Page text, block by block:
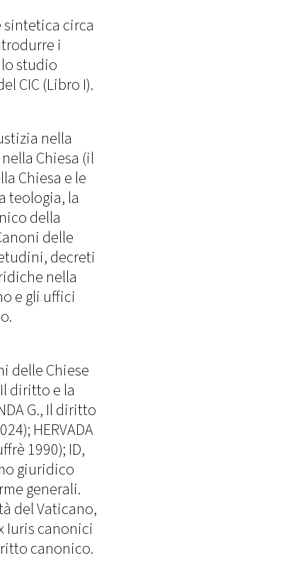
sintetica circa
i
studio
CIC (Libro I).
nella
Chiesa (il
Chiesa e le
teologia, la
della
delle
decreti
nella
e gli uffici
delle Chiese
diritto e la
G., Il diritto
HERVADA
1990); ID,
giuridico
generali.
del Vaticano,
Iuris canonici
canonico.